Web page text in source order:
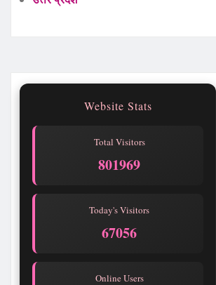
Website Stats
Total Visitors
801969
Today's Visitors
67056
Online Users